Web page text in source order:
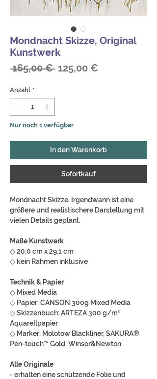
Mondnacht Skizze, Original
Kunstwerk
165,00 € Standardpreis
125,00 €
Anzahl *
Nur noch 1 verfügbar
In den Warenkorb
Sofortkauf
Mondnacht Skizze. Irgendwann ist eine
größere und realistischere Darstellung mit
vielen Details geplant.
Maße Kunstwerk
◇ 20,0 cm x 29,1 cm
◇ kein Rahmen inklusive
Technik & Papier
◇ Mixed Media
◇ Papier: CANSON 300g Mixed Media
◇ Skizzenbuch: ARTEZA 300 g/m²
Aquarellpapier
◇ Marker: Molotow Blackliner, SAKURA®
Pen-touch™ Gold, Winsor&Newton
Alle Originale
- erhalten eine schützende Folie und